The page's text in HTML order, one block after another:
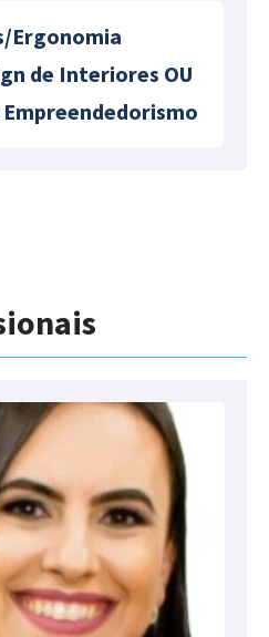
Ergonomia
de Interiores OU